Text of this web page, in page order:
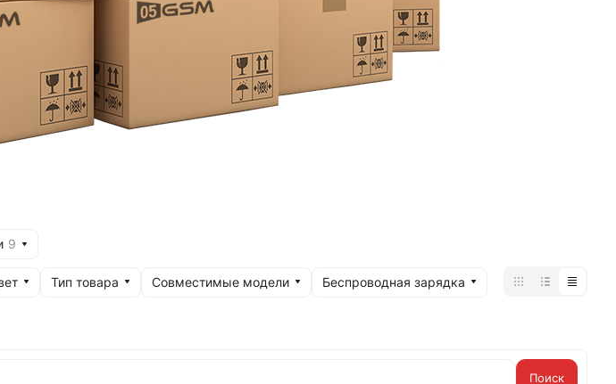
9
Тип товара Совместимые модели Беспроводная зарядка
Поиск